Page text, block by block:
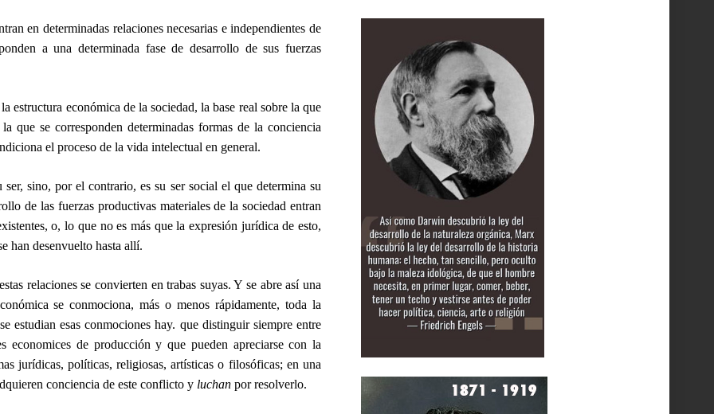
en determinadas relaciones necesarias e independientes de
a una determinada fase de desarrollo de sus fuerzas
estructura económica de la sociedad, la base real sobre la que
que se corresponden determinadas formas de la conciencia
el proceso de la vida intelectual en general.
sino, por el contrario, es su ser social el que determina su
de las fuerzas productivas materiales de la sociedad entran
o, lo que no es más que la expresión jurídica de esto,
han desenvuelto hasta allí.
relaciones se convierten en trabas suyas. Y se abre así una
se conmociona, más o menos rápidamente, toda la
estudian esas conmociones hay. que distinguir siempre entre
economices de producción y que pueden apreciarse con la
jurídicas, políticas, religiosas, artísticas o filosóficas; en una
conciencia de este conflicto y luchan por resolverlo.